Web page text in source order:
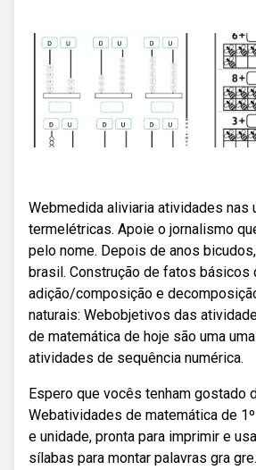
Webmedida aliviaria atividades nas
termelétricas. Apoie o jornalismo
pelo nome. Depois de anos
brasil. Construção de fatos básicos
adição/composição e
naturais: Webobjetivos das
de matemática de hoje são uma
atividades de sequência numérica.
Espero que vocês tenham gostado
Webatividades de matemática de
e unidade, pronta para imprimir e
sílabas para montar palavras gra